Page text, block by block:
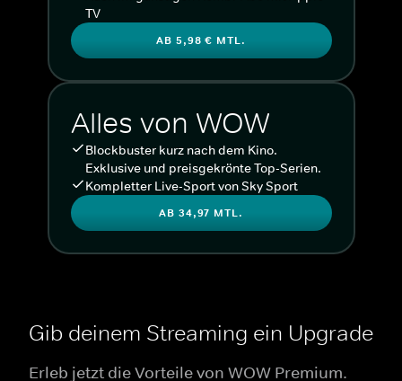
TV
AB 5,98 € MTL.
Alles von WOW
Blockbuster kurz nach dem Kino.
Exklusive und preisgekrönte Top-Serien.
Kompletter Live-Sport von Sky Sport
AB 34,97 MTL.
Gib deinem Streaming ein Upgrade
Erleb jetzt die Vorteile von WOW Premium.